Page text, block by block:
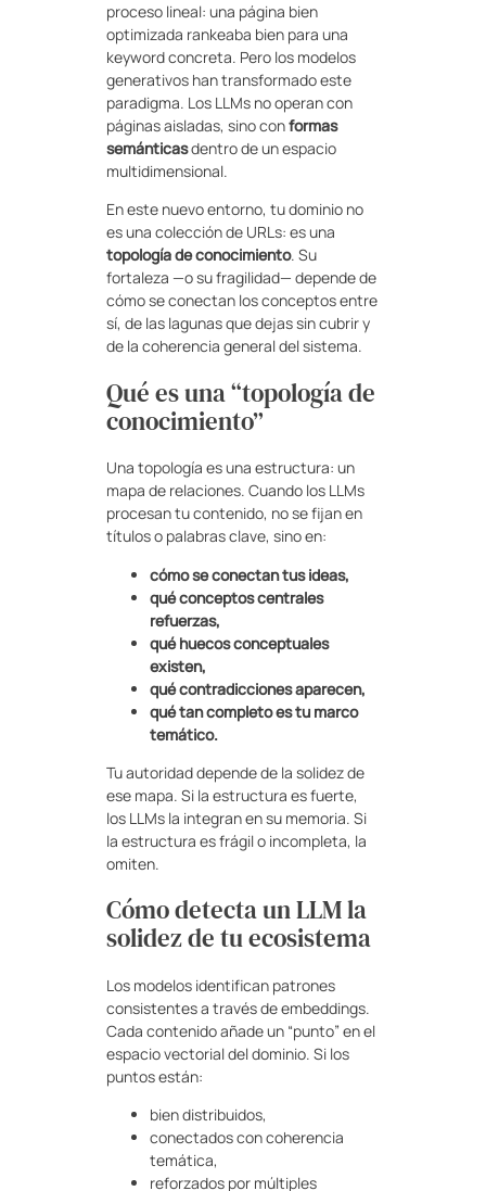
proceso lineal: una página bien
optimizada rankeaba bien para una
keyword concreta. Pero los modelos
generativos han transformado este
paradigma. Los LLMs no operan con
páginas aisladas, sino conformas
semánticasdentro de un espacio
multidimensional.
En este nuevo entorno, tu dominio no
es una colección de URLs: es una
topología de conocimiento. Su
fortaleza —o su fragilidad— depende de
cómo se conectan los conceptos entre
sí, de las lagunas que dejas sin cubrir y
de la coherencia general del sistema.
Qué es una “topología de
conocimiento”
Una topología es una estructura: un
mapa de relaciones. Cuando los LLMs
procesan tu contenido, no se fijan en
títulos o palabras clave, sino en:
cómo se conectan tus ideas,
qué conceptos centrales
refuerzas,
qué huecos conceptuales
existen,
qué contradicciones aparecen,
qué tan completo es tu marco
temático.
Tu autoridad depende de la solidez de
ese mapa. Si la estructura es fuerte,
los LLMs la integran en su memoria. Si
la estructura es frágil o incompleta, la
omiten.
Cómo detecta un LLM la
solidez de tu ecosistema
Los modelos identifican patrones
consistentes a través de embeddings.
Cada contenido añade un “punto” en el
espacio vectorial del dominio. Si los
puntos están:
bien distribuidos,
conectados con coherencia
temática,
reforzados por múltiples